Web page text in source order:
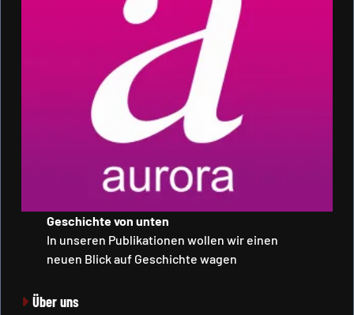
Geschichte von unten
In unseren Publikationen wollen wir einen
neuen Blick auf Geschichte wagen
Über uns